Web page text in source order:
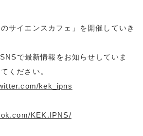
サイエンスカフェ」を開催していき
で最新情報をお知らせしていま
ください。
kek_ipns
KEK.IPNS/